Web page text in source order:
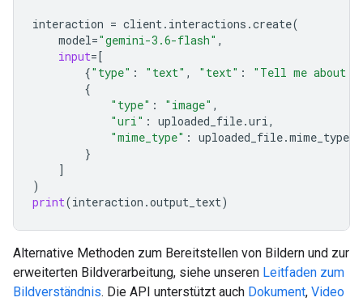
interaction = client. interactions .create(
model="gemini-3.6-flash" ,
input=[
{"type" : "text" , "text" :
"Tell me about
{
"type" : "image" ,
"uri" : uploaded_file.uri,
"mime_type" : uploaded_file.mime_type
}
]
)
print(interaction .output_text)
Alternative Methoden zum Bereitstellen von Bildern und zur
erweiterten Bildverarbeitung, siehe unseren Leitfaden zum
Bildverständnis. Die API unterstützt auch Dokument, Video